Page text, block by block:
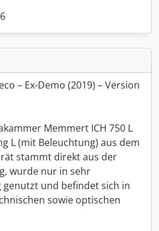
– Ex-Demo (2019) – Version
Memmert ICH 750 L
L (mit Beleuchtung) aus dem
stammt direkt aus der
wurde nur in sehr
und befindet sich in
sowie optischen